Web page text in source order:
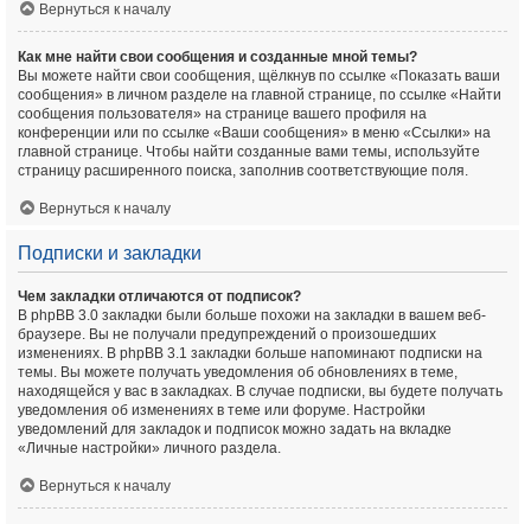
Вернуться к началу
Как мне найти свои сообщения и созданные мной темы?
Вы можете найти свои сообщения, щёлкнув по ссылке «Показать ваши
сообщения» в личном разделе на главной странице, по ссылке «Найти
сообщения пользователя» на странице вашего профиля на
конференции или по ссылке «Ваши сообщения» в меню «Ссылки» на
главной странице. Чтобы найти созданные вами темы, используйте
страницу расширенного поиска, заполнив соответствующие поля.
Вернуться к началу
Подписки и закладки
Чем закладки отличаются от подписок?
В phpBB 3.0 закладки были больше похожи на закладки в вашем веб-
браузере. Вы не получали предупреждений о произошедших
изменениях. В phpBB 3.1 закладки больше напоминают подписки на
темы. Вы можете получать уведомления об обновлениях в теме,
находящейся у вас в закладках. В случае подписки, вы будете получать
уведомления об изменениях в теме или форуме. Настройки
уведомлений для закладок и подписок можно задать на вкладке
«Личные настройки» личного раздела.
Вернуться к началу